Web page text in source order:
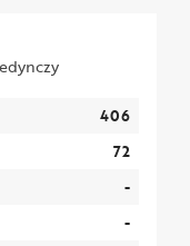
406
72
-
-